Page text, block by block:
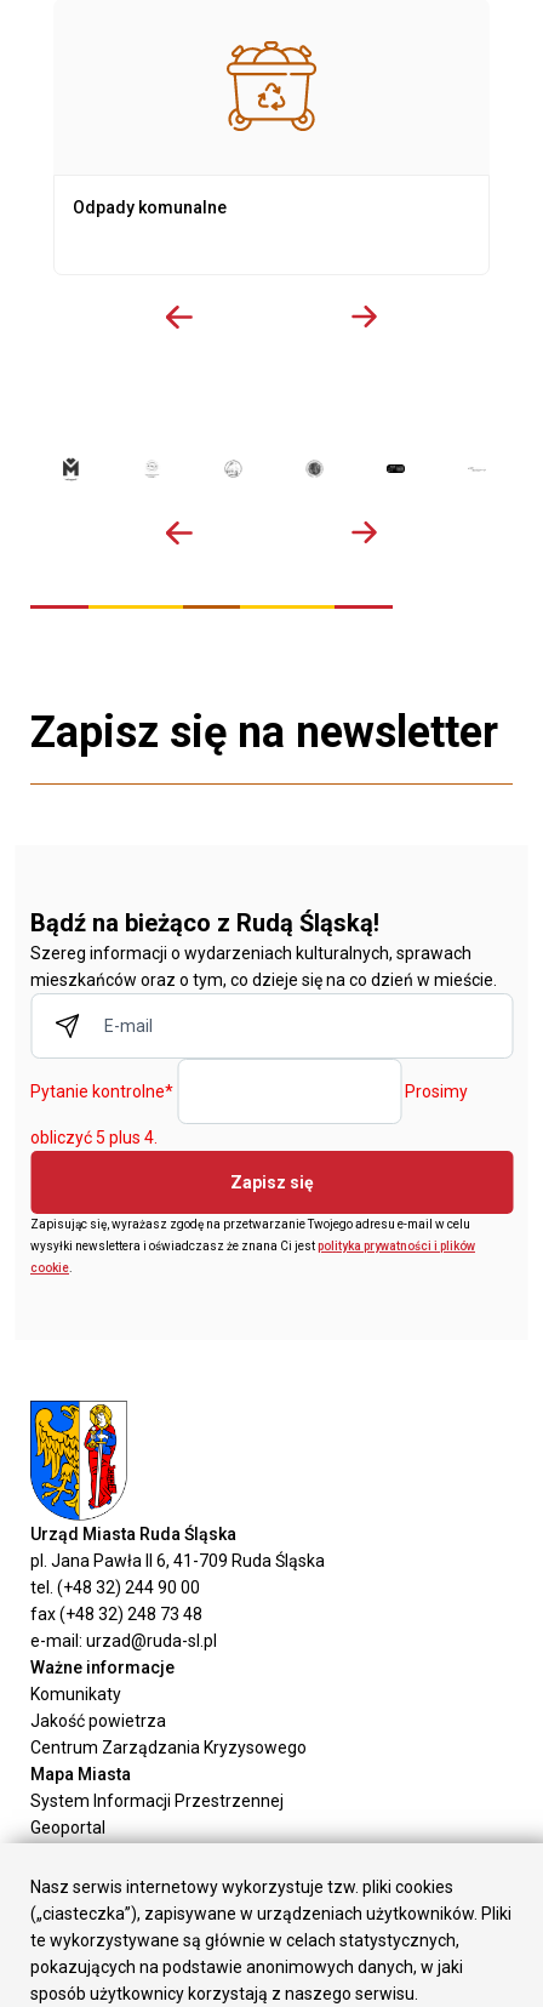
Odpady komunalne
Zapisz się na newsletter
Bądź na bieżąco z Rudą Śląską!
Szereg informacji o wydarzeniach kulturalnych, sprawach
mieszkańców oraz o tym, co dzieje się na co dzień w mieście.
Pytanie kontrolne* Prosimy
obliczyć 5 plus 4.
Zapisz się
Zapisując się, wyrażasz zgodę na przetwarzanie Twojego adresu e-mail w celu
wysyłki newslettera i oświadczasz że znana Ci jestpolityka prywatności i plików
cookie
Urząd Miasta Ruda Śląska
pl. Jana Pawła II 6, 41-709 Ruda Śląska
tel. (+48 32) 244 90 00
fax (+48 32) 248 73 48
e-mail: urzad@ruda-sl.pl
Ważne informacje
Komunikaty
Jakość powietrza
Centrum Zarządzania Kryzysowego
Mapa Miasta
System Informacji Przestrzennej
Geoportal
Załatw sprawę
Prezydent Miasta
Rada Miasta
Wydziały
Elektroniczna Skrzynka Podawcza
Nasz serwis internetowy wykorzystuje tzw. pliki cookies
(„ciasteczka”), zapisywane w urządzeniach użytkowników. Pliki
te wykorzystywane są głównie w celach statystycznych,
pokazujących na podstawie anonimowych danych, w jaki
sposób użytkownicy korzystają z naszego serwisu.